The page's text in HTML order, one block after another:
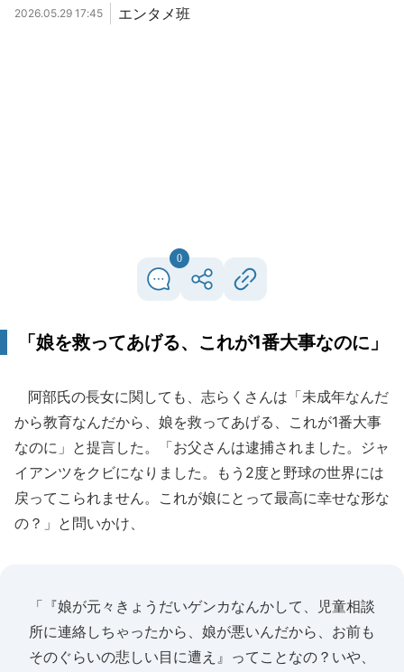
2026.05.29 17:45 エンタメ班
0
「娘を救ってあげる、これが1番大事なのに」
阿部氏の長女に関しても、志らくさんは「未成年なんだ
から教育なんだから、娘を救ってあげる、これが1番大事
なのに」と提言した。「お父さんは逮捕されました。ジャ
イアンツをクビになりました。もう2度と野球の世界には
戻ってこられません。これが娘にとって最高に幸せな形な
の？」と問いかけ、
「『娘が元々きょうだいゲンカなんかして、児童相談
所に連絡しちゃったから、娘が悪いんだから、お前も
そのぐらいの悲しい目に遭え』ってことなの？いや、